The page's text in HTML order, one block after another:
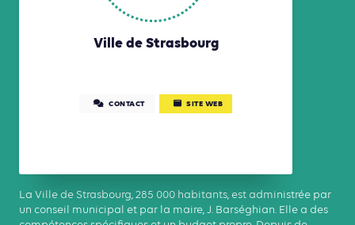
Ville de Strasbourg
CONTACT SITE WEB
La Ville de Strasbourg, 285 000 habitants, est administrée par
un conseil municipal et par la maire, J. Barséghian. Elle a des